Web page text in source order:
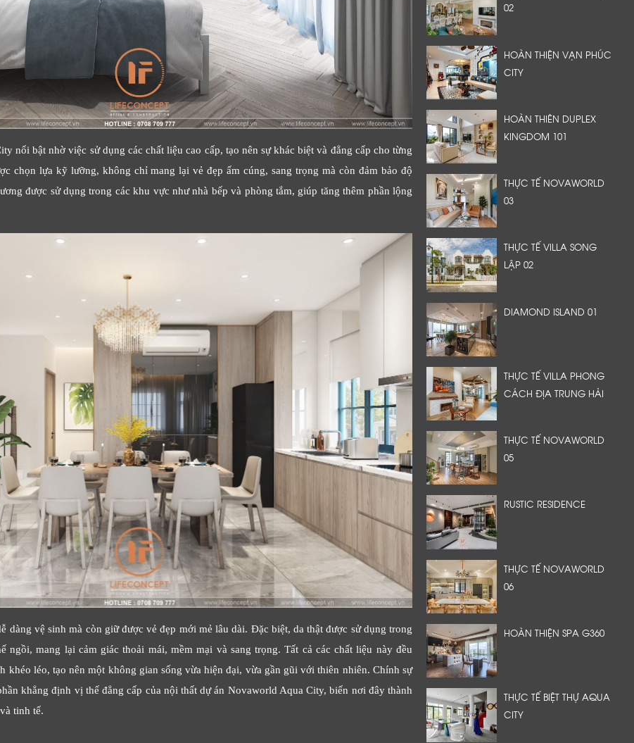
nổi bật nhờ việc sử dụng các chất liệu cao cấp, tạo nên sự khác biệt và đẳng cấp cho từng
chọn lựa kỹ lưỡng, không chỉ mang lại vẻ đẹp ấm cúng, sang trọng mà còn đảm bảo độ
được sử dụng trong các khu vực như nhà bếp và phòng tắm, giúp tăng thêm phần lộng
dàng vệ sinh mà còn giữ được vẻ đẹp mới mẻ lâu dài. Đặc biệt, da thật được sử dụng trong
ngồi, mang lại cảm giác thoải mái, mềm mại và sang trọng. Tất cả các chất liệu này đều
khéo léo, tạo nên một không gian sống vừa hiện đại, vừa gần gũi với thiên nhiên. Chính sự
khẳng định vị thế đẳng cấp của nội thất dự án Novaworld Aqua City, biến nơi đây thành
tinh tế.
02
HOÀN THIỆN VẠN PHÚC
CITY
HOÀN THIÊN DUPLEX
KINGDOM 101
THỰC TẾ NOVAWORLD
03
THỰC TẾ VILLA SONG
LẬP 02
DIAMOND ISLAND 01
THỰC TẾ VILLA PHONG
CÁCH ĐỊA TRUNG HẢI
THỰC TẾ NOVAWORLD
05
RUSTIC RESIDENCE
THỰC TẾ NOVAWORLD
06
HOÀN THIỆN SPA G360
THỰC TẾ BIỆT THỰ AQUA
CITY
LỜI CẢM ƠN
LIFECONCEPT
Cảm ơn quý khách đã để lại thông tin.
Chúng tôi sẽ liên hệ lại trong thời gian sớm nhất